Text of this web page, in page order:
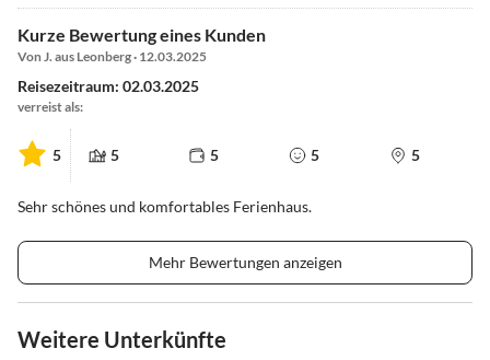
Kurze Bewertung eines Kunden
Von J. aus Leonberg · 12.03.2025
Reisezeitraum: 02.03.2025
verreist als:
5 5 5 5 5
Sehr schönes und komfortables Ferienhaus.
Mehr Bewertungen anzeigen
Weitere Unterkünfte